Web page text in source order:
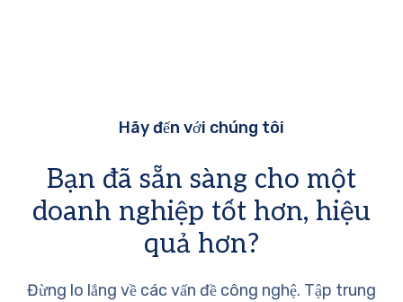
Hãy đến với chúng tôi
Bạn đã sẵn sàng cho một
doanh nghiệp tốt hơn, hiệu
quả hơn?
Đừng lo lắng về các vấn đề công nghệ. Tập trung